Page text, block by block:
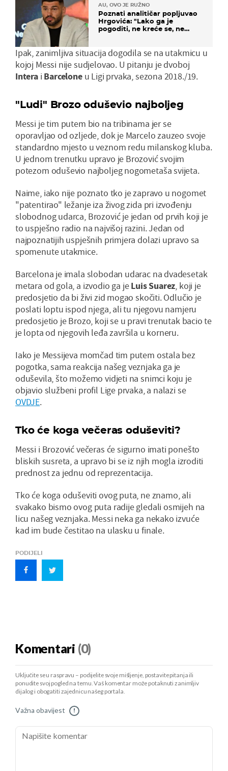
AU, OVO JE RUŽNO
Poznati analitičar popljuvao
Hrgovića: "Lako ga je
pogoditi, ne kreće se, ne
Ipak, zanimljiva situacija dogodila se na utakmicu u
kojoj Messi nije sudjelovao. U pitanju je dvoboj
Interai Barceloneu Ligi prvaka, sezona 2018./19.
"Ludi" Brozo oduševio najboljeg
Messi je tim putem bio na tribinama jer se
oporavljao od ozljede, dok je Marcelo zauzeo svoje
standardno mjesto u veznom redu milanskog kluba.
U jednom trenutku upravo je Brozović svojim
potezom oduševio najboljeg nogometaša svijeta.
Naime, iako nije poznato tko je zapravo u nogomet
"patentirao" ležanje iza živog zida pri izvođenju
slobodnog udarca, Brozović je jedan od prvih koji je
to uspješno radio na najvišoj razini. Jedan od
najpoznatijih uspješnih primjera dolazi upravo sa
spomenute utakmice.
Barcelona je imala slobodan udarac na dvadesetak
metara od gola, a izvodio ga jeLuis Suarez, koji je
predosjetio da bi živi zid mogao skočiti. Odlučio je
poslati loptu ispod njega, ali tu njegovu namjeru
predosjetio je Brozo, koji se u pravi trenutak bacio te
je lopta od njegovih leđa završila u korneru.
Iako je Messijeva momčad tim putem ostala bez
pogotka, sama reakcija našeg veznjaka ga je
oduševila, što možemo vidjeti na snimci koju je
objavio službeni profil Lige prvaka, a nalazi se
OVDJE.
Tko će koga večeras oduševiti?
Messi i Brozović večeras će sigurno imati ponešto
bliskih susreta, a upravo bi se iz njih mogla izroditi
prednost za jednu od reprezentacija.
Tko će koga oduševiti ovog puta, ne znamo, ali
svakako bismo ovog puta radije gledali osmijeh na
licu našeg veznjaka. Messi neka ga nekako izvuće
kad im bude čestitao na ulasku u finale.
PODIJELI
Komentari (0)
Uključite se u raspravu – podijelite svoje mišljenje, postavite pitanja ili
ponudite svoj pogled na temu. Vaš komentar može potaknuti zanimljiv
dijalog i obogatiti zajednicu našeg portala.
Važna obavijest !